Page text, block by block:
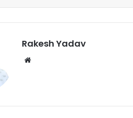
Rakesh Yadav
i